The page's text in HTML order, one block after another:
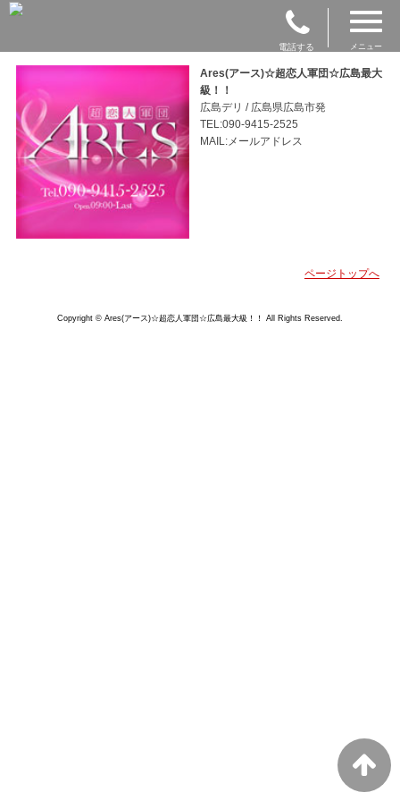
電話する メニュー
Ares(アース)☆超恋人軍団☆広島最大
級！！
広島デリ / 広島県広島市発
TEL:090-9415-2525
MAIL:メールアドレス
ページトップへ
Copyright © Ares(アース)☆超恋人軍団☆広島最大級！！ All Rights Reserved.